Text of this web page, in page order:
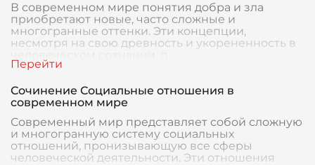
В современном мире понятия добра и зла
приобретают новые, часто сложные и
многогранные оттенки. Эти концепции,
несмотря на свою древность и укорененность в
Сочинение Социальные отношения в
современном мире
Современный мир представляет собой сложную
и многогранную систему социальных
отношений, пронизывающую все сферы
человеческой деятельности. Эти отношения